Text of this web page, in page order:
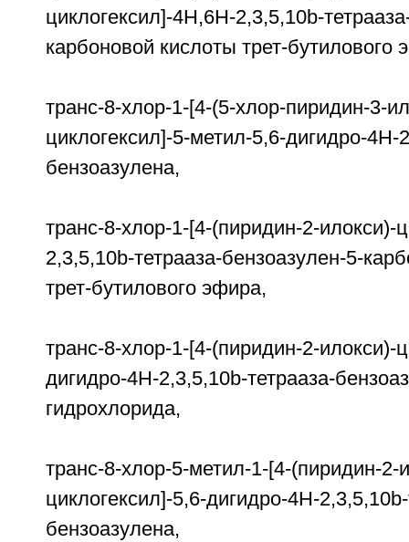
циклогексил]-4H,6H-2,3,5,10b-
карбоновой кислоты трет-бутилового
транс-8-хлор-1-[4-(5-хлор-пиридин-3-
циклогексил]-5-метил-5,6-дигидро-4H-
бензоазулена,
транс-8-хлор-1-[4-(пиридин-2-илокси)-
2,3,5,10b-тетрааза-бензоазулен-5-
трет-бутилового эфира,
транс-8-хлор-1-[4-(пиридин-2-илокси)-
дигидро-4Н-2,3,5,10b-тетрааза-
гидрохлорида,
транс-8-хлор-5-метил-1-[4-(пиридин-2-
циклогексил]-5,6-дигидро-4H-
бензоазулена,